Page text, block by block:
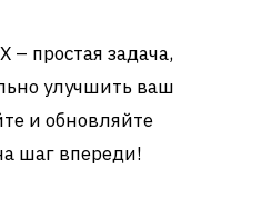
– простая задача,
улучшить ваш
и обновляйте
шаг впереди!